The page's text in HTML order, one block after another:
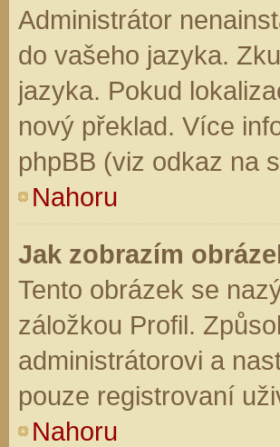
Administrátor
do vašeho jazyka.
jazyka. Pokud
nový překlad. Více
phpBB (viz odkaz na
Nahoru
Jak zobrazím
Tento obrázek se
záložkou Profil.
administrátorovi a
pouze registrovaní
Nahoru